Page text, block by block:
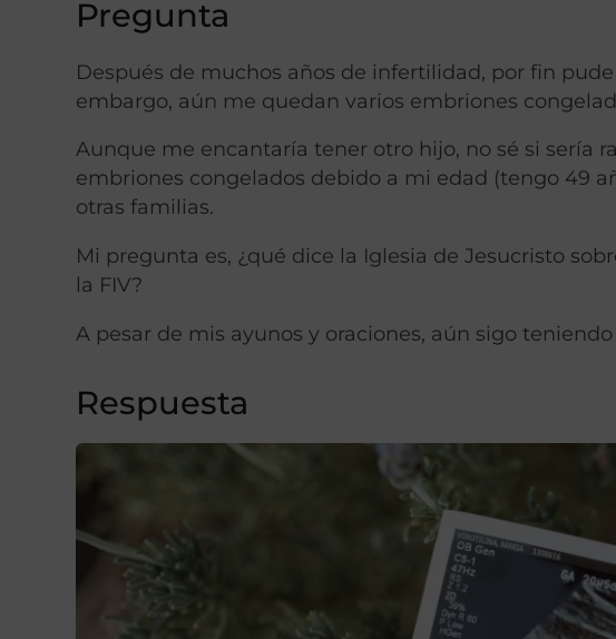
Pregunta
Después de muchos años de infertilidad, por fin
embargo, aún me quedan varios embriones
Aunque me encantaría tener otro hijo, no sé si sería
embriones congelados debido a mi edad (tengo 49
otras familias.
Mi pregunta es, ¿qué dice la Iglesia de Jesucristo
la FIV?
A pesar de mis ayunos y oraciones, aún sigo
Respuesta